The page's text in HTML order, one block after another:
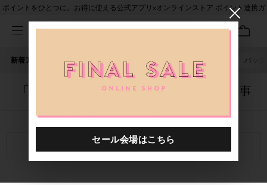
ポイントをひとつに。お得に使える公式アプリ×オンラインストア ポイント連携ガ
新着アイテム 人気ワード セール 40th限定 バッグ
「1006201.2520030.7100」に関する記事
関連キーワード